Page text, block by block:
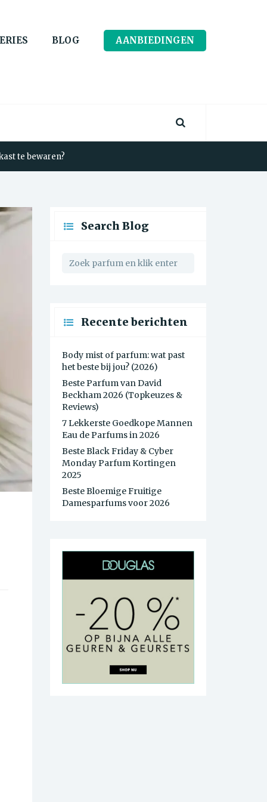
BLOG AANBIEDINGEN
te bewaren?
Search Blog
Recente berichten
Body mist of parfum: wat past
het beste bij jou? (2026)
Beste Parfum van David
Beckham 2026 (Topkeuzes &
Reviews)
7 Lekkerste Goedkope Mannen
Eau de Parfums in 2026
Beste Black Friday & Cyber
Monday Parfum Kortingen
2025
Beste Bloemige Fruitige
Damesparfums voor 2026